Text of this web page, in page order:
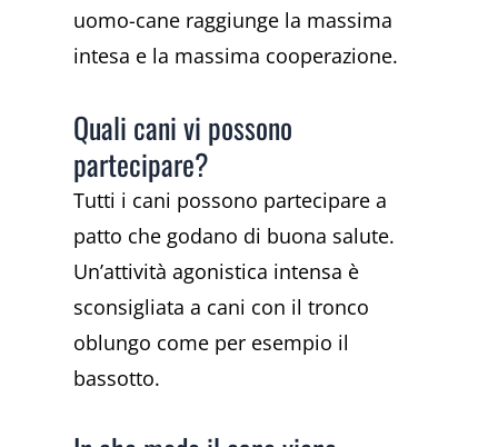
uomo-cane raggiunge la massima
intesa e la massima cooperazione.
Quali cani vi possono
partecipare?
Tutti i cani possono partecipare a
patto che godano di buona salute.
Un’attività agonistica intensa è
sconsigliata a cani con il tronco
oblungo come per esempio il
bassotto.